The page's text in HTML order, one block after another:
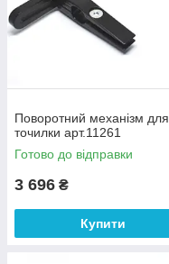
Поворотний механізм для
точилки арт.11261
Готово до відправки
3 696 ₴
Купити